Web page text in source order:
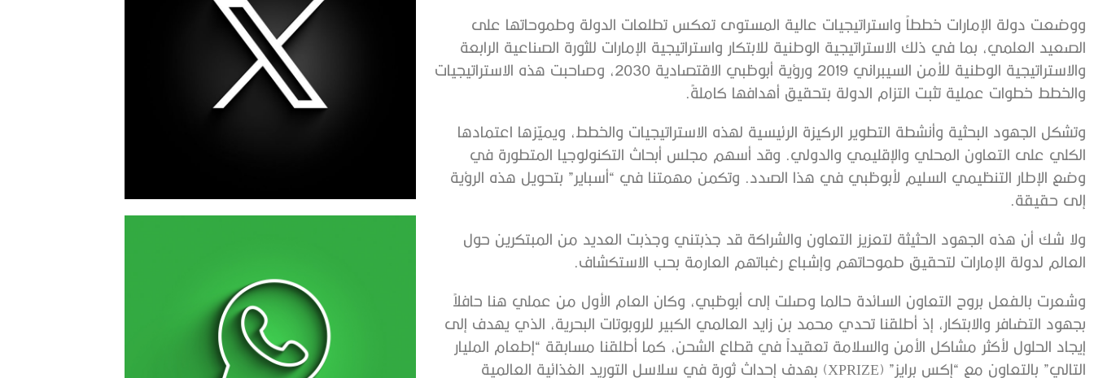
ووضعت دولة الإمارات خططاً واستراتيجيات عالية المستوى تعكس تطلعات الدولة وطموحاتها على
الصعيد العلمي، بما في ذلك الاستراتيجية الوطنية للابتكار واستراتيجية الإمارات للثورة الصناعية الرابعة
والاستراتيجية الوطنية للأمن السيبراني 2019 ورؤية أبوظبي الاقتصادية 2030، وصاحبت هذه الاستراتيجيات
والخطط خطوات عملية تثبت التزام الدولة بتحقيق أهدافها كاملةً.
وتشكل الجهود البحثية وأنشطة التطوير الركيزة الرئيسية لهذه الاستراتيجيات والخطط، ويميّزها اعتمادها
الكلي على التعاون المحلي والإقليمي والدولي. وقد أسهم مجلس أبحاث التكنولوجيا المتطورة في
وضع الإطار التنظيمي السليم لأبوظبي في هذا الصدد. وتكمن مهمتنا في “أسباير” بتحويل هذه الرؤية
إلى حقيقة.
ولا شك أن هذه الجهود الحثيثة لتعزيز التعاون والشراكة قد جذبتني وجذبت العديد من المبتكرين حول
العالم لدولة الإمارات لتحقيق طموحاتهم وإشباع رغباتهم العارمة بحب الاستكشاف.
وشعرت بالفعل بروح التعاون السائدة حالما وصلت إلى أبوظبي، وكان العام الأول من عملي هنا حافلاً
بجهود التضافر والابتكار، إذ أطلقنا تحدي محمد بن زايد العالمي الكبير للروبوتات البحرية، الذي يهدف إلى
إيجاد الحلول لأكثر مشاكل الأمن والسلامة تعقيداً في قطاع الشحن، كما أطلقنا مسابقة “إطعام المليار
التالي” بالتعاون مع “إكس برايز” (XPRIZE) بهدف إحداث ثورة في سلاسل التوريد الغذائية العالمية